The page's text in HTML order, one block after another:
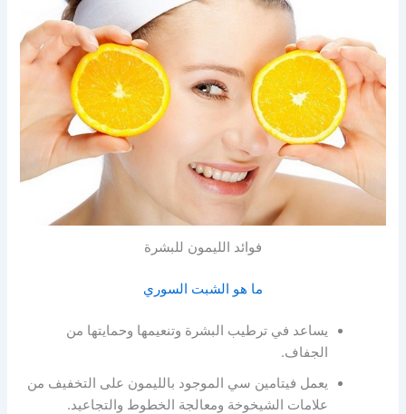
فوائد الليمون للبشرة
ما هو الشبت السوري
يساعد في ترطيب البشرة وتنعيمها وحمايتها من
الجفاف.
يعمل فيتامين سي الموجود بالليمون على التخفيف من
علامات الشيخوخة ومعالجة الخطوط والتجاعيد.